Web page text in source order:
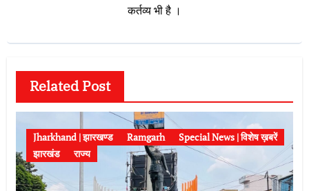
कर्तव्य भी है ।
Related Post
Jharkhand | झारखण्ड Ramgarh
Special News | विशेष ख़बरें
झारखंड
राज्य